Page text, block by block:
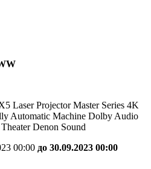
Laser Projector Master Series 4K
Automatic Machine Dolby Audio
Denon Sound
00:00 до 30.09.2023 00:00